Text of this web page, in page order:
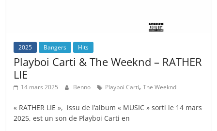
2025 Bangers Hits
Playboi Carti & The Weeknd – RATHER
LIE
14 mars 2025 Benno Playboi Carti,The Weeknd
« RATHER LIE », issu de l’album « MUSIC » sorti le 14 mars
2025, est un son de Playboi Carti en